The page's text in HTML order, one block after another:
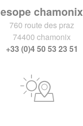
esope chamonix
760 route des praz
74400 chamonix
+33 (0)4 50 53 23 51